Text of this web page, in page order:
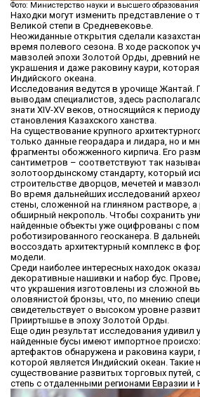
Фото: Министерство науки и высшего
Находки могут изменить представление о
Великой степи в Средневековье.
Неожиданные открытия сделали
время полевого сезона. В ходе раскопок
мавзолей эпохи Золотой Орды, древний
украшения и даже раковину каури,
Индийского океана.
Исследования ведутся в урочище Жантай.
выводам специалистов, здесь
знати XIV-XV веков, относящийся к
становления Казахского ханства.
На существование крупного
только данные георадара и лидара, но и
фрагменты обожженного кирпича. Его
сантиметров – соответствуют так
золотоордынскому стандарту, который
строительстве дворцов, мечетей и
Во время дальнейших исследований
стены, сложенной на глиняном растворе,
обширный некрополь. Чтобы сохранить
найденные объекты уже оцифрованы с
роботизированного геосканера. В
воссоздать архитектурный комплекс в
модели.
Среди наиболее интересных находок
декоративные нашивки и набор бус.
что украшения изготовлены из сложной
оловянистой бронзы, что, по мнению
свидетельствует о высоком уровне
Прииртышье в эпоху Золотой Орды.
Еще один результат исследования удивил
найденные бусы имеют импортное
артефактов обнаружена и раковина
которой является Индийский океан.
существование развитых торговых
степь с отдаленными регионами Евразии